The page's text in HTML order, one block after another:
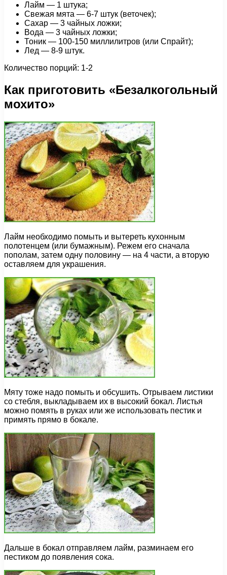
Лайм — 1 штука;
Свежая мята — 6-7 штук (веточек);
Сахар — 3 чайных ложки;
Вода — 3 чайных ложки;
Тоник — 100-150 миллилитров (или Спрайт);
Лед — 8-9 штук.
Количество порций: 1-2
Как приготовить «Безалкогольный
мохито»
Лайм необходимо помыть и вытереть кухонным
полотенцем (или бумажным). Режем его сначала
пополам, затем одну половину — на 4 части, а вторую
оставляем для украшения.
Мяту тоже надо помыть и обсушить. Отрываем листики
со стебля, выкладываем их в высокий бокал. Листья
можно помять в руках или же использовать пестик и
примять прямо в бокале.
Дальше в бокал отправляем лайм, разминаем его
пестиком до появления сока.